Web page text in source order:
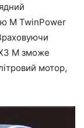
M TwinPower
M зможе
мотор,